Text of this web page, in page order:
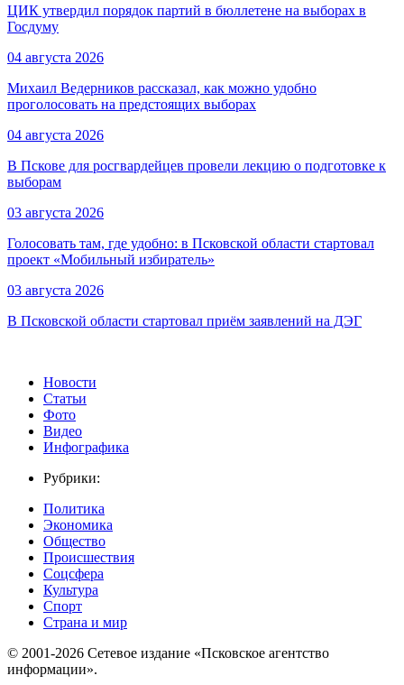
ЦИК утвердил порядок партий в бюллетене на выборах в
Госдуму
04 августа 2026
Михаил Ведерников рассказал, как можно удобно
проголосовать на предстоящих выборах
04 августа 2026
В Пскове для росгвардейцев провели лекцию о подготовке к
выборам
03 августа 2026
Голосовать там, где удобно: в Псковской области стартовал
проект «Мобильный избиратель»
03 августа 2026
В Псковской области стартовал приём заявлений на ДЭГ
Новости
Статьи
Фото
Видео
Инфографика
Рубрики:
Политика
Экономика
Общество
Происшествия
Соцсфера
Культура
Спорт
Страна и мир
© 2001-2026 Сетевое издание «Псковское агентство
информации».